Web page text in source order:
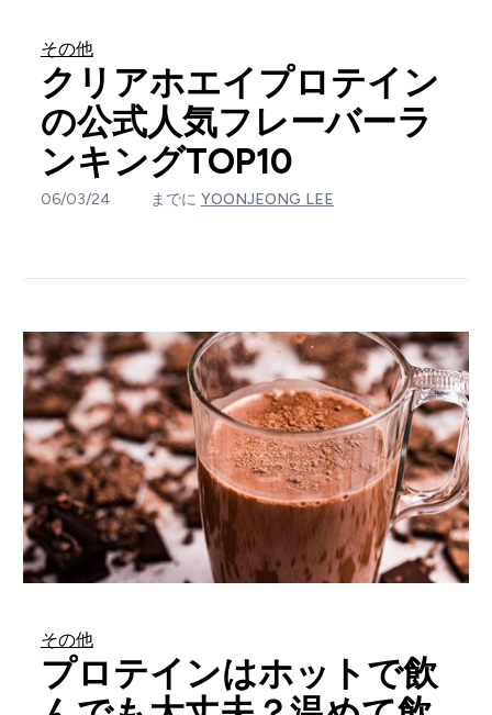
その他
クリアホエイプロテイン
の公式人気フレーバーラ
ンキングTOP10
06/03/24 までに YOONJEONG LEE
その他
プロテインはホットで飲